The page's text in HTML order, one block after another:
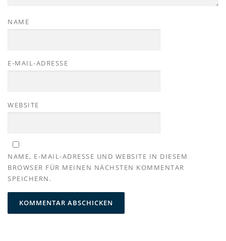
NAME
E-MAIL-ADRESSE
WEBSITE
NAME, E-MAIL-ADRESSE UND WEBSITE IN DIESEM
BROWSER FÜR MEINEN NÄCHSTEN KOMMENTAR
SPEICHERN.